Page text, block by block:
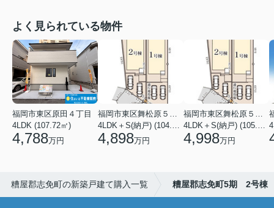
よく見られている物件
福岡市東区原田４丁目
4LDK (107.72㎡)
4,788万円
福岡市東区舞松原５丁目
4LDK＋S(納戸) (104.08㎡)
4,898万円
福岡市東区舞松原５丁目
4LDK＋S(納戸) (105.70㎡)
4,998万円
糟屋郡志免町の新築戸建て購入一覧 糟屋郡志免町5期 2号棟